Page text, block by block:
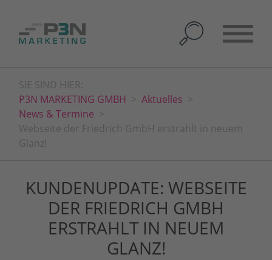
SIE SIND HIER:
P3N MARKETING GMBH
Aktuelles
News & Termine
Webseite der Friedrich GmbH erstrahlt in neuem
Glanz!
KUNDENUPDATE: WEBSEITE
DER FRIEDRICH GMBH
ERSTRAHLT IN NEUEM
GLANZ!